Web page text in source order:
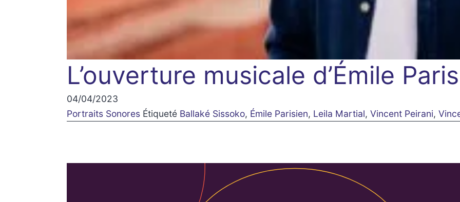
L’ouverture musicale d’Émile
04/04/2023
Portraits Sonores Étiqueté Ballaké Sissoko, Émile Parisien, Leila Martial,Vincent Peirani,